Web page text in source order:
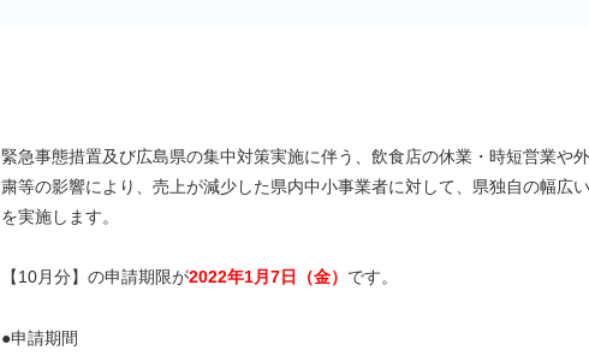
緊急事態措置及び広島県の集中対策実施に伴う、飲食店の休業・時短営業や
粛等の影響により、売上が減少した県内中小事業者に対して、県独自の幅広
を実施します。
【10月分】の申請期限が2022年1月7日（金） です。
●申請期間